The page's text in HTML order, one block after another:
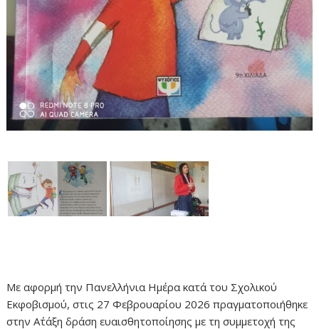
Με αφορμή την Πανελλήνια Ημέρα κατά του Σχολικού
Εκφοβισμού, στις 27 Φεβρουαρίου 2026 πραγματοποιήθηκε
στην Α΄τάξη δράση ευαισθητοποίησης με τη συμμετοχή της